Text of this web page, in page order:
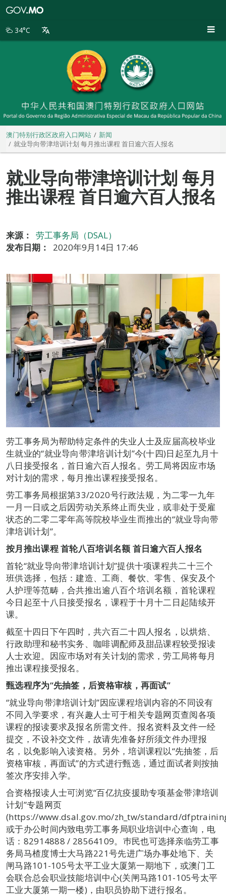
别
34°C
澳门特别行政区政府入口网站
新闻
就业导向带津培训计划 每月推出课程 首日逾六百人报名
就业导向带津培训计划 每月
推出课程 首日逾六百人报名
来源：
劳工事务局（DSAL）
发布日期：
2020年9月14日 17:46
劳工事务局为帮助特定条件的失业人士及应届高校毕业
生就业的“就业导向带津培训计划”今(十四)日起至九月十
八日接受报名，首日逾六百人报名。劳工局将因应巿场
对计划的需求，每月推出课程接受报名。
劳工事务局根据第33/2020号行政法规，为二零一九年
一月一日或之后因劳动关系终止而失业，或非处于受雇
状态的二零二零年高等院校毕业生而推出的“就业导向带
津培训计划”。
按月推出课程首轮八百培训名额 首日逾六百人报名
首轮“就业导向带津培训计划”提供十项课程共二十三个
班供选择，包括：建造、工商、餐饮、零售、保安及个
人护理等范畴，合共推出逾八百个培训名额，首轮课程
今日起至十八日接受报名，课程于十月十二日起陆续开
课。
截至十四日下午四时，共六百二十四人报名，以烘焙、
行政助理和秘书实务、咖啡调配师及甜品课程较受报读
人士欢迎。因应巿场对有关计划的需求，劳工局将每月
推出课程接受报名。
甄选程序为“先抽签，后资格审核，再面试”
“就业导向带津培训计划”因应课程培训内容的不同设有
不同入学要求，有兴趣人士可于相关专题网页查阅各项
课程的报读要求及报名所需文件。报名资料及文件一经
提交，不设补交文件，故请先准备好所须文件办理报
名，以免影响入读资格。另外，培训课程以“先抽签，后
资格审核，再面试”的方式进行甄选，通过面试者则按抽
签次序安排入学。
合资格报读人士可浏览“百亿抗疫援助专项基金带津培训
计划”专题网页
(https://www.dsal.gov.mo/zh_tw/standard/
或于办公时间内致电劳工事务局职业培训中心查询，电
话：82914888 / 28564109。巿民也可选择亲临劳工事
务局马楂度博士大马路221号先进广场办事处地下、关
闸马路101-105号太平工业大厦第一期地下，或澳门工
会联合总会职业技能培训中心(关闸马路101-105号太平
工业大厦第一期一楼)，由职员协助下进行报名。